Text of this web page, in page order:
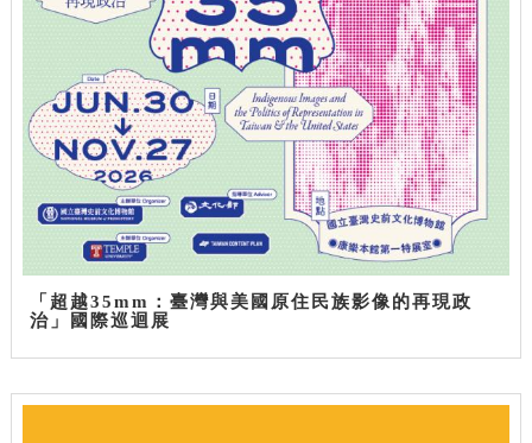
「超越35mm：臺灣與美國原住民族影像的再現政
治」國際巡迴展